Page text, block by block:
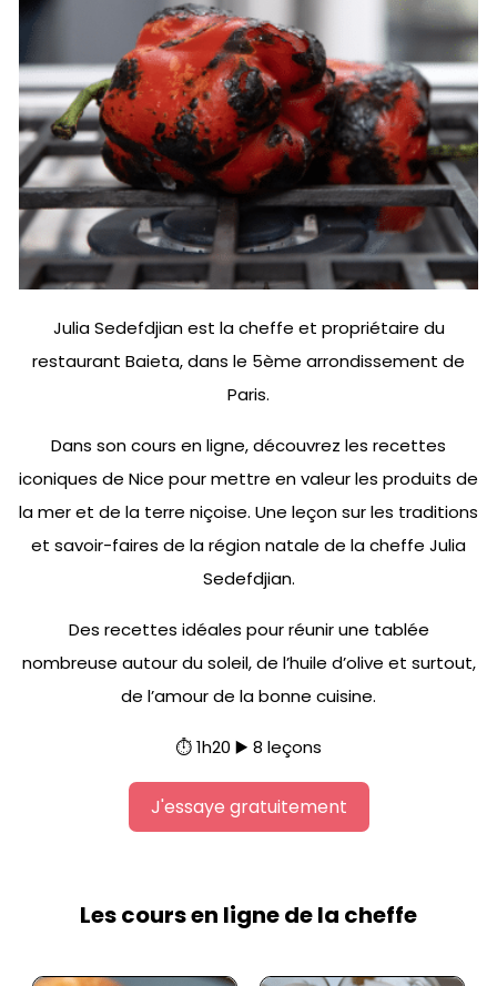
Julia Sedefdjian est la cheffe et propriétaire du
restaurant Baieta, dans le 5ème arrondissement de
Paris.
Dans son cours en ligne, découvrez les recettes
iconiques de Nice pour mettre en valeur les produits de
la mer et de la terre niçoise. Une leçon sur les traditions
et savoir-faires de la région natale de la cheffe Julia
Sedefdjian.
Des recettes idéales pour réunir une tablée
nombreuse autour du soleil, de l’huile d’olive et surtout,
de l’amour de la bonne cuisine.
⏱️ 1h20 ▶️ 8 leçons
J'essaye gratuitement
Les cours en ligne de la cheffe